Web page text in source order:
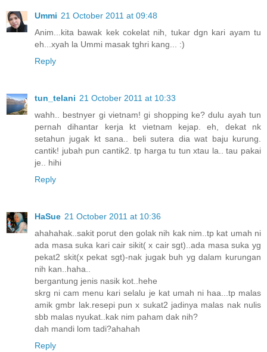
Ummi 21 October 2011 at 09:48
Anim...kita bawak kek cokelat nih, tukar dgn kari ayam tu
eh...xyah la Ummi masak tghri kang... :)
Reply
tun_telani 21 October 2011 at 10:33
wahh.. bestnyer gi vietnam! gi shopping ke? dulu ayah tun
pernah dihantar kerja kt vietnam kejap. eh, dekat nk
setahun jugak kt sana.. beli sutera dia wat baju kurung.
cantik! jubah pun cantik2. tp harga tu tun xtau la.. tau pakai
je.. hihi
Reply
HaSue 21 October 2011 at 10:36
ahahahak..sakit porut den golak nih kak nim..tp kat umah ni
ada masa suka kari cair sikit( x cair sgt)..ada masa suka yg
pekat2 skit(x pekat sgt)-nak jugak buh yg dalam kurungan
nih kan..haha..
bergantung jenis nasik kot..hehe
skrg ni cam menu kari selalu je kat umah ni haa...tp malas
amik gmbr lak.resepi pun x sukat2 jadinya malas nak nulis
sbb malas nyukat..kak nim paham dak nih?
dah mandi lom tadi?ahahah
Reply